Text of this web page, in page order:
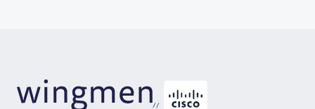
Automatisering
//